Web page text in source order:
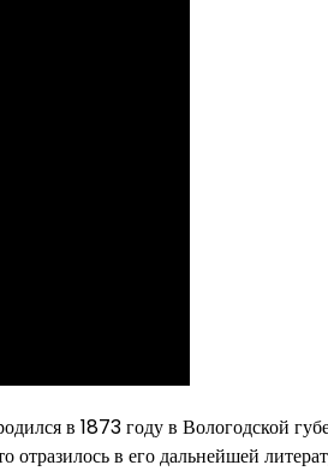
в 1873 году в Вологодской
отразилось в его дальнейшей